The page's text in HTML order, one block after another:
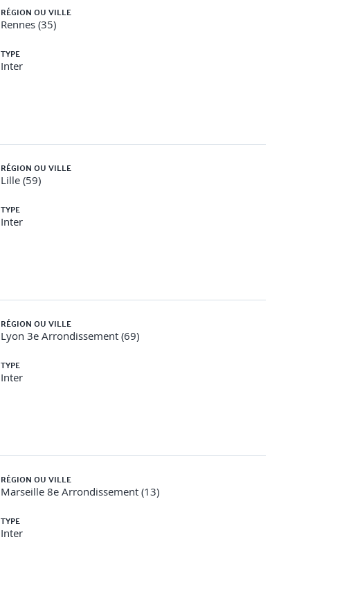
RÉGION OU VILLE
Rennes (35)
TYPE
Inter
RÉGION OU VILLE
Lille (59)
TYPE
Inter
RÉGION OU VILLE
Lyon 3e Arrondissement (69)
TYPE
Inter
RÉGION OU VILLE
Marseille 8e Arrondissement (13)
TYPE
Inter